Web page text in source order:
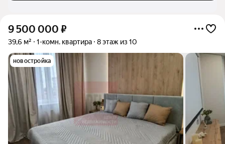
9 500 000 ₽
39,6 м² 1-комн. квартира 8 этаж из 10
новостройка